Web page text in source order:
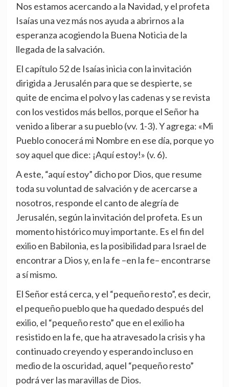
Nos estamos acercando a la Navidad, y el profeta
Isaías una vez más nos ayuda a abrirnos a la
esperanza acogiendo la Buena Noticia de la
llegada de la salvación.
El capítulo 52 de Isaías inicia con la invitación
dirigida a Jerusalén para que se despierte, se
quite de encima el polvo y las cadenas y se revista
con los vestidos más bellos, porque el Señor ha
venido a liberar a su pueblo (vv. 1-3). Y agrega: «Mi
Pueblo conocerá mi Nombre en ese día, porque yo
soy aquel que dice: ¡Aquí estoy!» (v. 6).
A este, “aquí estoy” dicho por Dios, que resume
toda su voluntad de salvación y de acercarse a
nosotros, responde el canto de alegría de
Jerusalén, según la invitación del profeta. Es un
momento histórico muy importante. Es el fin del
exilio en Babilonia, es la posibilidad para Israel de
encontrar a Dios y, en la fe –en la fe– encontrarse
a sí mismo.
El Señor está cerca, y el “pequeño resto”, es decir,
el pequeño pueblo que ha quedado después del
exilio, el “pequeño resto” que en el exilio ha
resistido en la fe, que ha atravesado la crisis y ha
continuado creyendo y esperando incluso en
medio de la oscuridad, aquel “pequeño resto”
podrá ver las maravillas de Dios.